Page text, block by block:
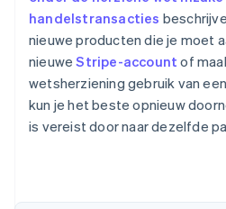
handelstransacties
nieuwe producten die je moet
nieuweStripe-account of
wetsherziening gebruik van
kun je het beste opnieuw
is vereist door naar dezelfde
English